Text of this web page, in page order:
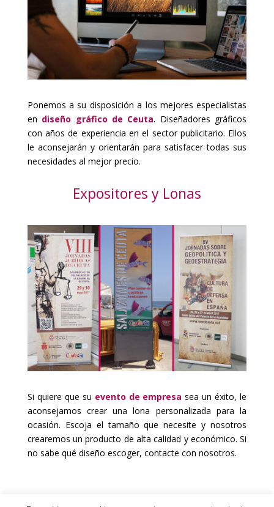
Ponemos a su disposición a los mejores especialistas
en diseño gráfico de Ceuta. Diseñadores gráficos
con años de experiencia en el sector publicitario. Ellos
le aconsejarán y orientarán para satisfacer todas sus
necesidades al mejor precio.
Expositores y Lonas
Si quiere que su evento de empresa sea un éxito, le
aconsejamos crear una lona personalizada para la
ocasión. Escoja el tamaño que necesite y nosotros
crearemos un producto de alta calidad y económico. Si
no sabe qué diseño escoger, contacte con nosotros.